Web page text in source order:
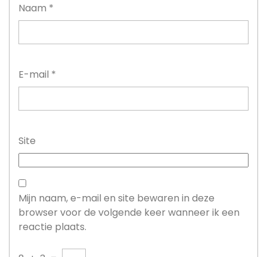
Naam *
E-mail *
Site
Mijn naam, e-mail en site bewaren in deze
browser voor de volgende keer wanneer ik een
reactie plaats.